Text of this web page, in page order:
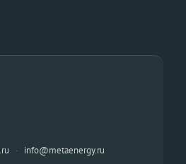
· info@metaenergy.ru